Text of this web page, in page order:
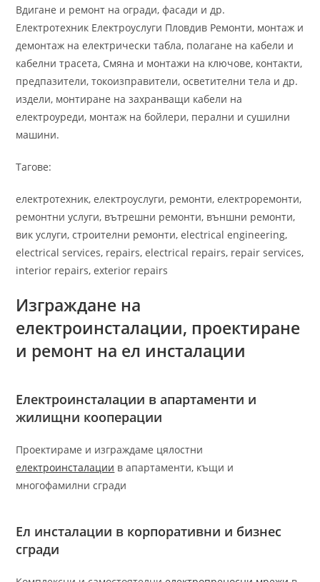
Вдигане и ремонт на огради, фасади и др.
Електротехник Електроуслуги Пловдив Ремонти, монтаж и
демонтаж на електрически табла, полагане на кабели и
кабелни трасета, Смяна и монтажи на ключове, контакти,
предпазители, токоизправители, осветителни тела и др.
издели, монтиране на захранващи кабели на
електроуреди, монтаж на бойлери, перални и сушилни
машини.
Тагове:
електротехник, електроуслуги, ремонти, електроремонти,
ремонтни услуги, вътрешни ремонти, външни ремонти,
вик услуги, строителни ремонти, electrical engineering,
electrical services, repairs, electrical repairs, repair services,
interior repairs, exterior repairs
Изграждане на
електроинсталации, проектиране
и ремонт на ел инсталации
Електроинсталации в апартаменти и
жилищни кооперации
Проектираме и изграждаме цялостни
електроинсталации в апартаменти, къщи и
многофамилни сгради
Ел инсталации в корпоративни и бизнес
сгради